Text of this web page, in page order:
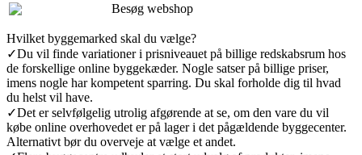
Besøg webshop
Hvilket byggemarked skal du vælge?
✓Du vil finde variationer i prisniveauet på billige redskabsrum hos
de forskellige online byggekæder. Nogle satser på billige priser,
imens nogle har kompetent sparring. Du skal forholde dig til hvad
du helst vil have.
✓Det er selvfølgelig utrolig afgørende at se, om den vare du vil
købe online overhovedet er på lager i det pågældende byggecenter.
Alternativt bør du overveje at vælge et andet.